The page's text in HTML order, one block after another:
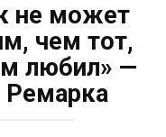
не может
чем тот,
любил» —